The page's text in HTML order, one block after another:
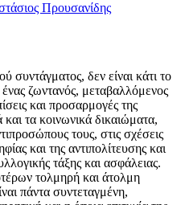
Προυσανίδης
δεν είναι κάτι το
ένας ζωντανός, μεταβαλλόμενος
και προσαρμογές της
τα κοινωνικά δικαιώματα,
τους, στις σχέσεις
και της αντιπολίτευσης και
τάξης και ασφάλειας.
τολμηρή και άτολμη
πάντα συντεταγμένη,